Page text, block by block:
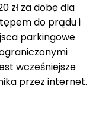
zł za dobę dla
do prądu i
parkingowe
wcześniejsze
przez internet.